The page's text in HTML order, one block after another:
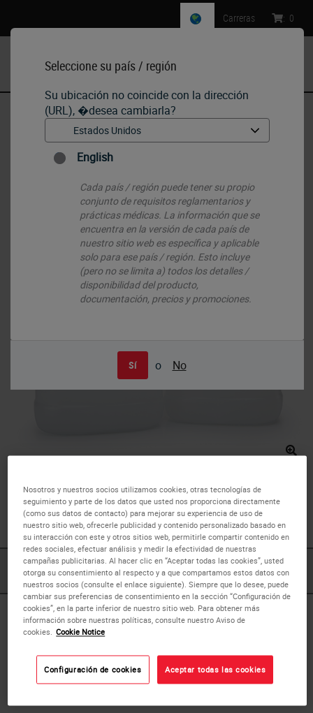
Seleccione su país / región
Su ubicación no coincide con la dirección
(URL), �desea cambiarla?
English
Cada país / región puede tener su propio
conjunto de requisitos reglamentarios y
prácticas médicas. La información que se
encuentra en la versión de cada país de
nuestro sitio web es específica y aplicable
solo para ese país / región. Esto incluye
(pero no se limita a) todos los detalles /
disponibilidad del producto,
documentación, precios y promociones.
Sí o No
Carreras : 0
Histology Consumables Reagents & Solutions
Decalcifier System
Decalcifier I is a uniquedecalcifying solutionthat has the
ability to fix and decalcify at the same time.
PRODUCTOS DOWNLOADS
Productos
3800440
Nosotros y nuestros socios utilizamos cookies, otras tecnologías de
seguimiento y parte de los datos que usted nos proporciona directamente
(como sus datos de contacto) para mejorar su experiencia de uso de
nuestro sitio web, ofrecerle publicidad y contenido personalizado basado en
su interacción con este y otros sitios web, permitirle compartir contenido en
redes sociales, efectuar análisis y medir la efectividad de nuestras
campañas publicitarias. Al hacer clic en “Aceptar todas las cookies”, usted
otorga su consentimiento al respecto y a que compartamos estos datos con
nuestros socios (consulte el enlace siguiente). Siempre que lo desee, puede
cambiar sus preferencias de consentimiento en la sección “Configuración de
cookies”, en la parte inferior de nuestro sitio web. Para obtener más
información sobre nuestras políticas, consulte nuestro Aviso de
cookies. Cookie Notice
Configuración de cookies Aceptar todas las cookies